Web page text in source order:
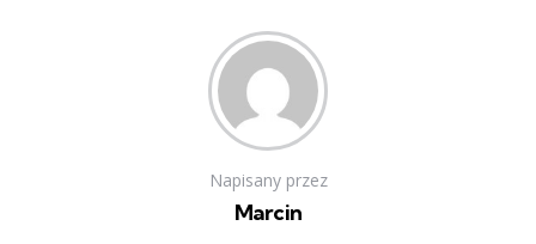
Napisany przez
Marcin